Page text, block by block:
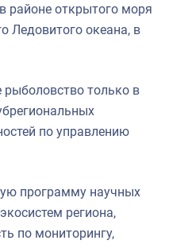
районе открытого моря
Ледовитого океана, в
только в
по управлению
программу научных
региона,
по мониторингу,